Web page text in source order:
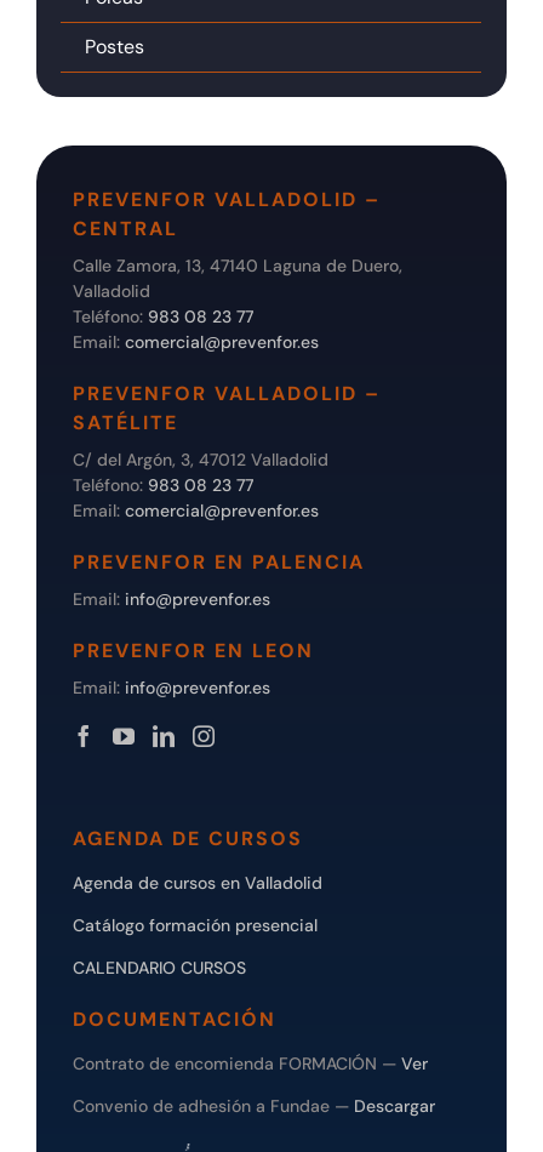
Postes
PREVENFOR VALLADOLID –
CENTRAL
Calle Zamora, 13, 47140 Laguna de Duero,
Valladolid
Teléfono: 983 08 23 77
Email: comercial@prevenfor.es
PREVENFOR VALLADOLID –
SATÉLITE
C/ del Argón, 3, 47012 Valladolid
Teléfono: 983 08 23 77
Email: comercial@prevenfor.es
PREVENFOR EN PALENCIA
Email: info@prevenfor.es
PREVENFOR EN LEON
Email: info@prevenfor.es
AGENDA DE CURSOS
Agenda de cursos en Valladolid
Catálogo formación presencial
CALENDARIO CURSOS
DOCUMENTACIÓN
Contrato de encomienda FORMACIÓN — Ver
Convenio de adhesión a Fundae — Descargar